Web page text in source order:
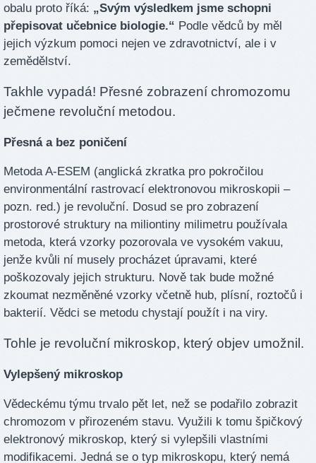
obalu proto říká: „Svým výsledkem jsme schopni
přepisovat učebnice biologie.“ Podle vědců by měl
jejich výzkum pomoci nejen ve zdravotnictví, ale i v
zemědělství.
Takhle vypadá! Přesné zobrazení chromozomu
ječmene revoluční metodou.
Přesná a bez poničení
Metoda A-ESEM (anglická zkratka pro pokročilou
environmentální rastrovací elektronovou mikroskopii –
pozn. red.) je revoluční. Dosud se pro zobrazení
prostorové struktury na miliontiny milimetru používala
metoda, která vzorky pozorovala ve vysokém vakuu,
jenže kvůli ní musely procházet úpravami, které
poškozovaly jejich strukturu. Nově tak bude možné
zkoumat nezměněné vzorky včetně hub, plísní, roztočů i
bakterií. Vědci se metodu chystají použít i na viry.
Tohle je revoluční mikroskop, který objev umožnil.
Vylepšený mikroskop
Vědeckému týmu trvalo pět let, než se podařilo zobrazit
chromozom v přirozeném stavu. Využili k tomu špičkový
elektronový mikroskop, který si vylepšili vlastními
modifikacemi. Jedná se o typ mikroskopu, který nemá